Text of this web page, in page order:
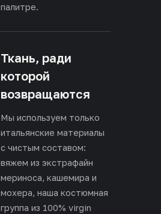
палитре.
Ткань, ради
которой
возвращаются
Мы используем только
итальянские материалы
с чистым составом:
вяжем из экстрафайн
мериноса, кашемира и
мохера, наша костюмная
группа из 100% virgin